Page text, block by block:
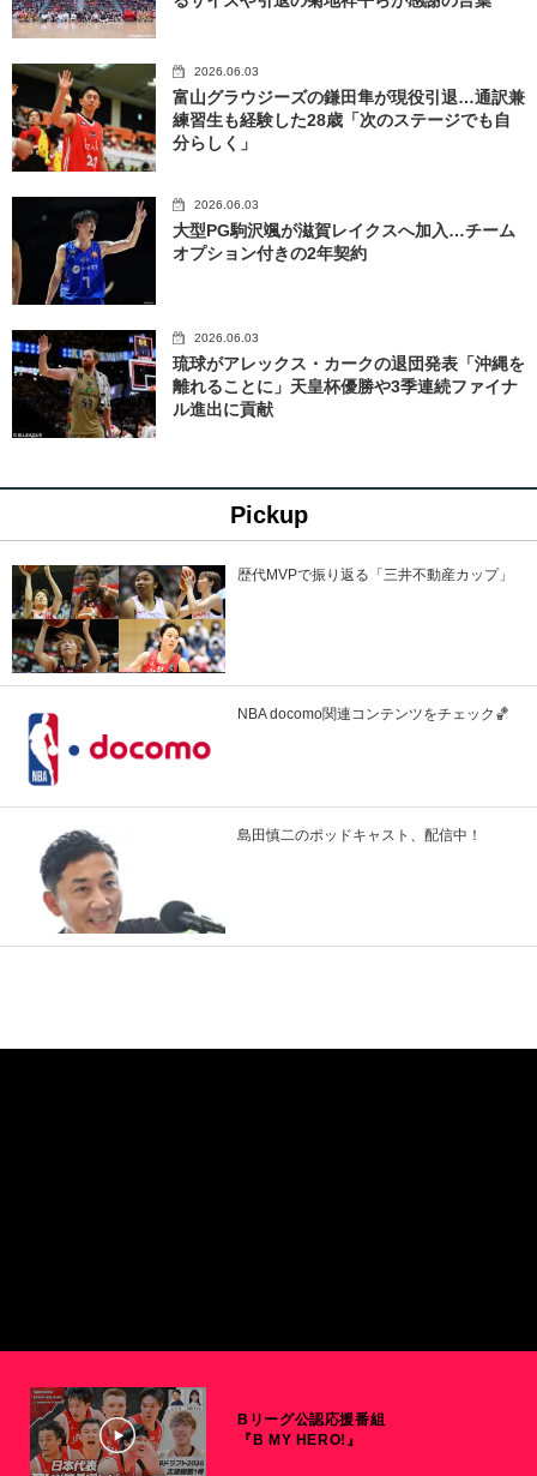
2026.06.03
富山グラウジーズの鎌田隼が現役引退…通訳兼
練習生も経験した28歳「次のステージでも自
分らしく」
2026.06.03
大型PG駒沢颯が滋賀レイクスへ加入…チーム
オプション付きの2年契約
2026.06.03
琉球がアレックス・カークの退団発表「沖縄を
離れることに」天皇杯優勝や3季連続ファイナ
ル進出に貢献
Pickup
歴代MVPで振り返る「三井不動産カップ」
NBA docomo関連コンテンツをチェック🏀
島田慎二のポッドキャスト、配信中！
Bリーグ公認応援番組
『B MY HERO!』